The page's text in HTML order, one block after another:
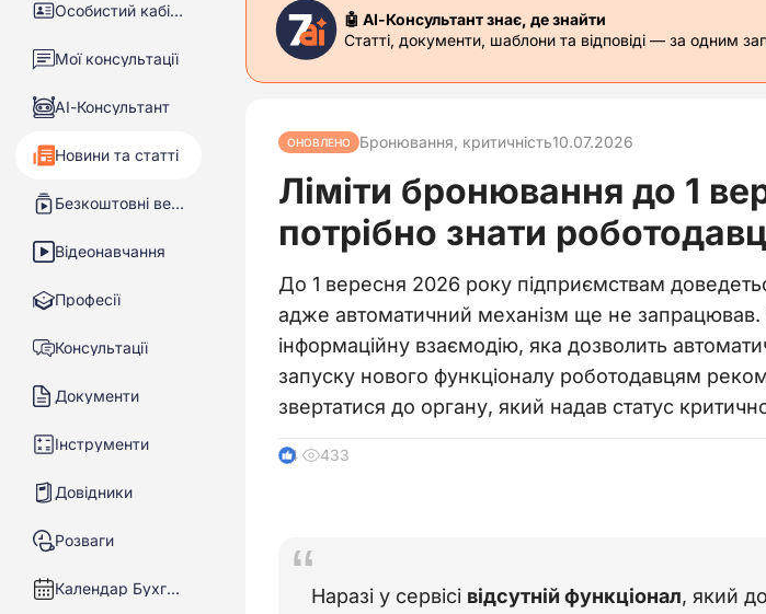
Особистий кабінет
Мої консультації
АІ-Консультант
Новини та статті
Безкоштовні вебінари
Відеонавчання
Професії
Консультації
Документи
Інструменти
Довідники
Розваги
Календар Бухгалтера
🤖 АІ-Консультант знає, де знайти
Статті, документи, шаблони та відповіді — за одним
ОНОВЛЕНО Бронювання, критичність10.07.2026
Ліміти бронювання до 1
потрібно знати
До 1 вересня 2026 року підприємствам
адже автоматичний механізм ще не запрацював.
інформаційну взаємодію, яка дозволить
запуску нового функціоналу роботодавцям
звертатися до органу, який надав статус
4 433
Наразі у сервісі відсутній функціонал, який